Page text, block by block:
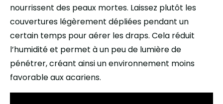
nourrissent des peaux mortes. Laissez plutôt les
couvertures légèrement dépliées pendant un
certain temps pour aérer les draps. Cela réduit
l’humidité et permet à un peu de lumière de
pénétrer, créant ainsi un environnement moins
favorable aux acariens.